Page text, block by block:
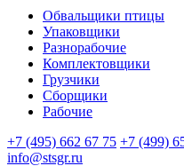
Обвальщики птицы
Упаковщики
Разнорабочие
Комплектовщики
Грузчики
Сборщики
Рабочие
+7 (495) 662 67 75 +7 (499)
info@stsgr.ru